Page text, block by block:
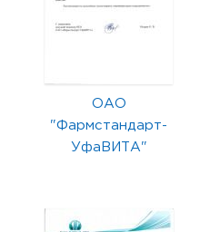
ОАО
"Фармстандарт-
УфаВИТА"